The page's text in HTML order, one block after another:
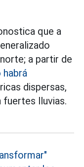
que a
a partir de
habrá
dispersas,
fuertes lluvias.